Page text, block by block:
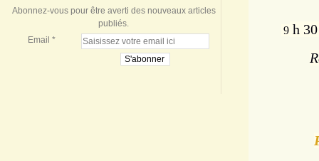
Abonnez-vous pour être averti des nouveaux articles
publiés.
Email
9 h